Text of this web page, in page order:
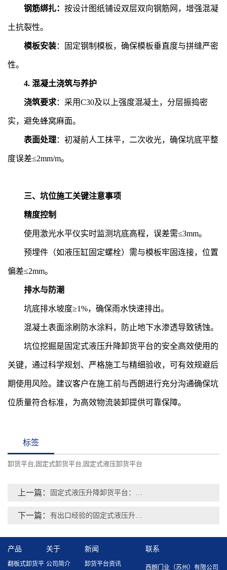
钢筋绑扎： 按设计图纸铺设双层双向钢筋网，增强混凝
土抗裂性。
模板安装：固定钢制模板，确保模板垂直度与拼缝严密
性。
4. 混凝土浇筑与养护
浇筑要求：采用C30及以上强度混凝土，分层振捣密
实，避免蜂窝麻面。
表面处理：初凝前人工抹平，二次收光，确保坑底平整
度误差≤2mm/m。
三、坑位施工关键注意事项
精度控制
使用激光水平仪实时监测坑底高程，误差需≤3mm。
预埋件（如液压缸固定螺栓）需与模板牢固连接，位置
偏差≤2mm。
排水与防潮
坑底排水坡度≥1%，确保雨水快速排出。
混凝土表面涂刷防水涂料，防止地下水渗透导致锈蚀。
坑位挖掘是固定式液压升降卸货平台的安全高效使用的
关键，通过科学规划、严格施工与精细验收，可有效规避后
期使用风险。建议客户在施工前与西朗进行充分沟通确保坑
位质量符合标准，为高效物流装卸提供可靠保障。
标签
卸货平台, 固定式卸货平台, 固定式液压卸货平台
上一篇： 固定式液压升降卸货平台：平滑过渡，安全稳固的物流解决方案
下一篇： 有出口经验的固定式液压升降卸货平台厂家
产品
翻板式卸货平
关于
公司简介
新闻
卸货平台资讯
联系
西朗门业（苏州）有限公司